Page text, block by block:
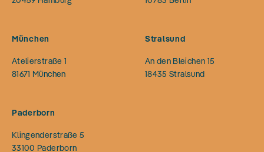
München
Atelierstraße 1
81671 München
Stralsund
An den Bleichen 15
18435 Stralsund
Paderborn
Klingenderstraße 5
33100 Paderborn